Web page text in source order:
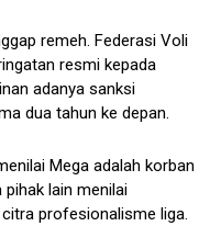
remeh. Federasi Voli
resmi kepada
adanya sanksi
dua tahun ke depan.
Mega adalah korban
lain menilai
profesionalisme liga.